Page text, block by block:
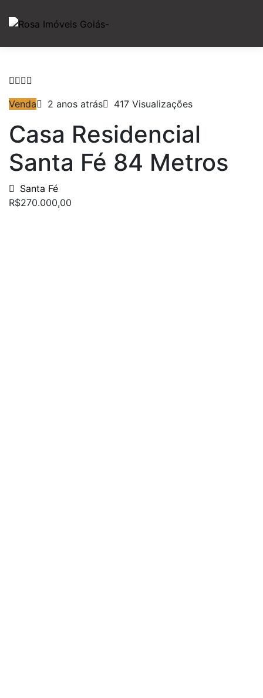
Venda 2 anos atrás 417 Visualizações
Casa Residencial
Santa Fé 84 Metros
Santa Fé
R$270.000,00